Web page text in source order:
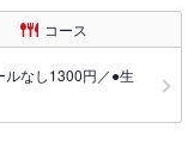
コース
ルなし1300円／●生